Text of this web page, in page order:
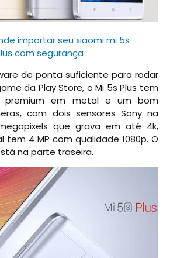
importar seu xiaomi mi 5s
com segurança
de ponta suficiente para rodar
da Play Store, o Mi 5s Plus tem
premium em metal e um bom
com dois sensores Sony na
que grava em até 4k,
4 MP com qualidade 1080p. O
na parte traseira.